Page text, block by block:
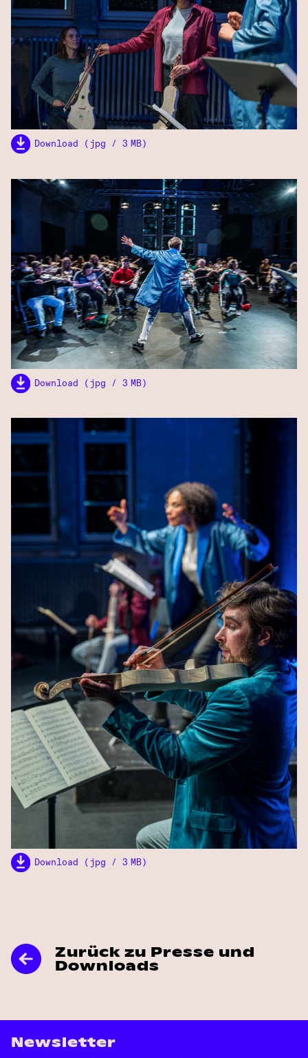
Download (jpg / 3 MB)
Download (jpg / 3 MB)
Download (jpg / 3 MB)
Zurück zu Presse und
Downloads
Newsletter